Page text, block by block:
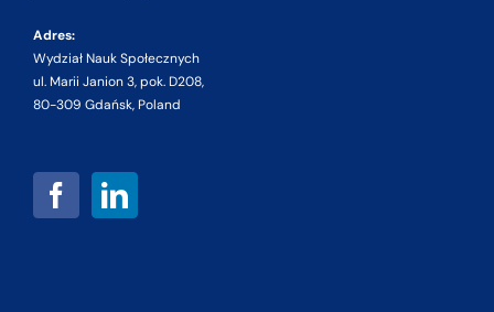
Adres:
Wydział Nauk Społecznych
ul. Marii Janion 3, pok. D208,
80-309 Gdańsk, Poland